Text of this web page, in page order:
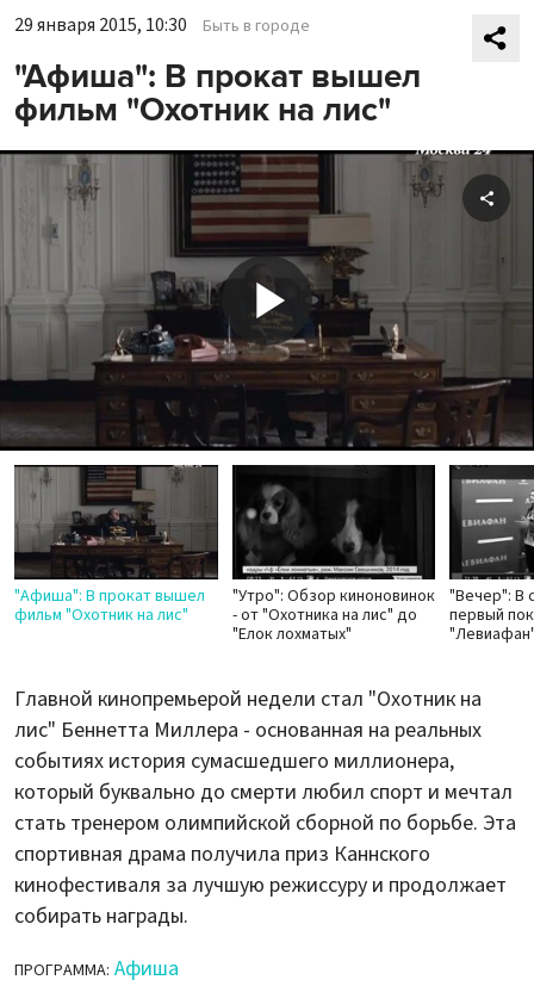
29 января 2015, 10:30 Быть в городе
"Афиша": В прокат вышел
фильм "Охотник на лис"
Play
Video
"Афиша": В прокат вышел
фильм "Охотник на лис"
"Утро": Обзор киноновинок
- от "Охотника на лис" до
"Елок лохматых"
"Вечер": В
первый
Главной кинопремьерой недели стал "Охотник на
лис" Беннетта Миллера - основанная на реальных
событиях история сумасшедшего миллионера,
который буквально до смерти любил спорт и мечтал
стать тренером олимпийской сборной по борьбе. Эта
спортивная драма получила приз Каннского
кинофестиваля за лучшую режиссуру и продолжает
собирать награды.
ПРОГРАММА: Афиша